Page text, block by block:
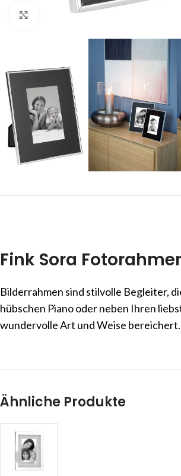
Click to enlarge
Fink Sora
Bilderrahmen sind stilvolle Begleiter,
hübschen Piano oder neben Ihren
wundervolle Art und Weise bereichert.
Ähnliche Produkte